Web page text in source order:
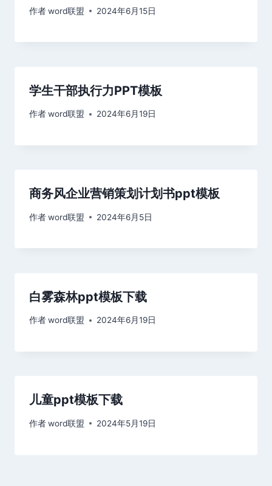
作者word联盟 2024年6月15日
学生干部执行力PPT模板
作者word联盟 2024年6月19日
商务风企业营销策划计划书ppt模板
作者word联盟 2024年6月5日
白雾森林ppt模板下载
作者word联盟 2024年6月19日
儿童ppt模板下载
作者word联盟 2024年5月19日